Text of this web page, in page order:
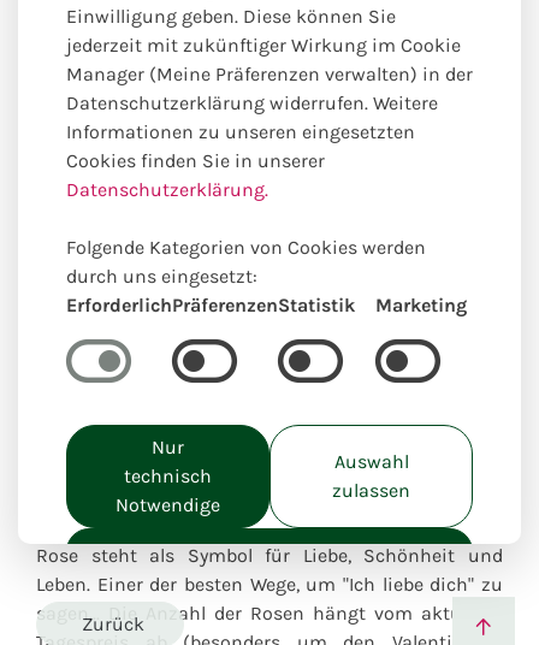
Roter Rosenstrauß
Besonders beliebt | Saisonales Produkt
Rosen sind die bekanntesten Blumen der Welt. Die
Rose steht als Symbol für Liebe, Schönheit und
Leben. Einer der besten Wege, um "Ich liebe dich" zu
sagen... Die Anzahl der Rosen hängt vom aktuellen
Zurück
Einwilligung geben. Diese können Sie
jederzeit mit zukünftiger Wirkung im Cookie
Manager (Meine Präferenzen verwalten) in der
Datenschutzerklärung widerrufen. Weitere
Informationen zu unseren eingesetzten
Cookies finden Sie in unserer
Datenschutzerklärung.
Folgende Kategorien von Cookies werden
durch uns eingesetzt:
ErforderlichPräferenzenStatistik Marketing
Nur
technisch
Notwendige
Auswahl
zulassen
Alle akzeptieren